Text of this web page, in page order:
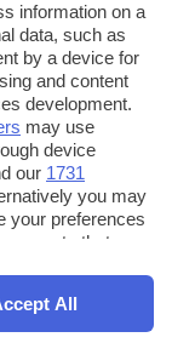
Koop en
en
van je ideale
information on a
data, such as
by a device for
and content
development.
may use
device
our 1731
you may
your preferences
note that
processing. Your
can change
any time by
All